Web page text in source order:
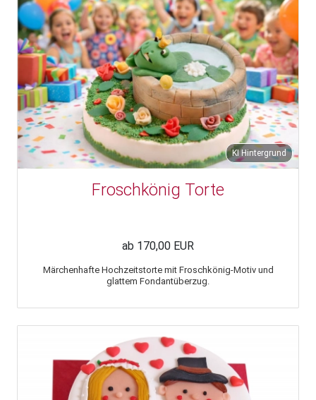
KI Hintergrund
Froschkönig Torte
ab 170,00 EUR
Märchenhafte Hochzeitstorte mit Froschkönig-Motiv und
glattem Fondantüberzug.